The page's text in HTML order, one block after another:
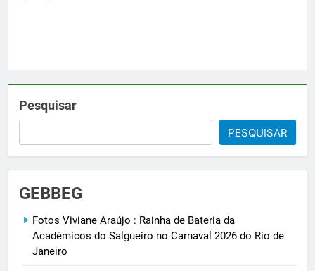
Pesquisar
PESQUISAR
GEBBEG
Fotos Viviane Araújo : Rainha de Bateria da
Acadêmicos do Salgueiro no Carnaval 2026 do Rio de
Janeiro